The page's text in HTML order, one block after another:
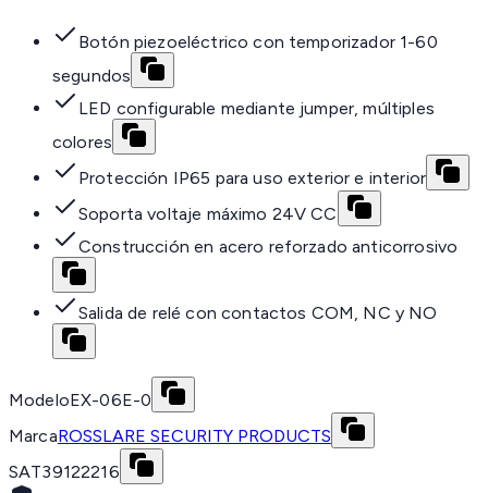
Botón piezoeléctrico con temporizador 1-60
segundos
LED configurable mediante jumper, múltiples
colores
Protección IP65 para uso exterior e interior
Soporta voltaje máximo 24V CC
Construcción en acero reforzado anticorrosivo
Salida de relé con contactos COM, NC y NO
ModeloEX-06E-0
MarcaROSSLARE SECURITY PRODUCTS
SAT39122216